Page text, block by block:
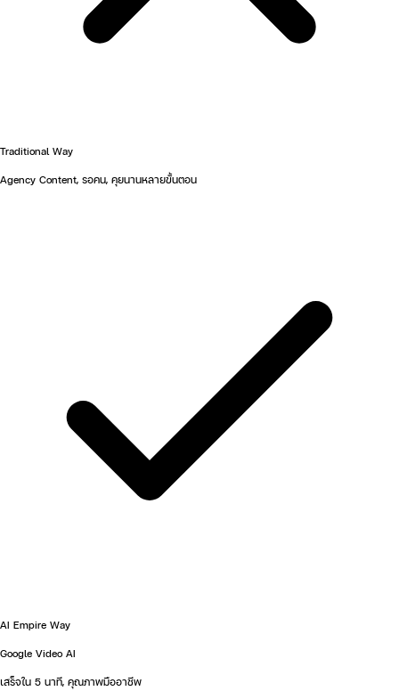
Traditional Way
Agency Content, รอคน, คุยนานหลายขั้นตอน
AI Empire Way
Google Video AI
เสร็จใน 5 นาที, คุณภาพมืออาชีพ